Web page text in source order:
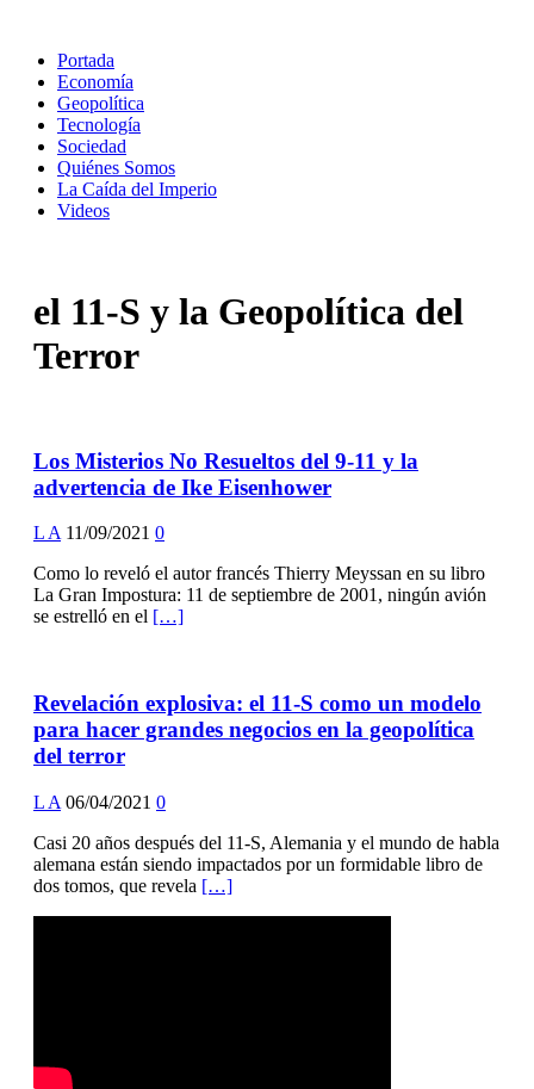
Portada
Economía
Geopolítica
Tecnología
Sociedad
Quiénes Somos
La Caída del Imperio
Videos
el 11-S y la Geopolítica del
Terror
Los Misterios No Resueltos del 9-11 y la
advertencia de Ike Eisenhower
L A 11/09/2021 0
Como lo reveló el autor francés Thierry Meyssan en su libro
La Gran Impostura: 11 de septiembre de 2001, ningún avión
se estrelló en el […]
Revelación explosiva: el 11-S como un modelo
para hacer grandes negocios en la geopolítica
del terror
L A 06/04/2021 0
Casi 20 años después del 11-S, Alemania y el mundo de habla
alemana están siendo impactados por un formidable libro de
dos tomos, que revela […]